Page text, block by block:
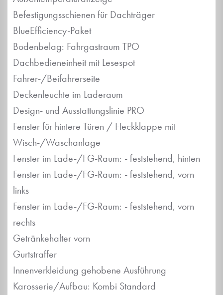
Befestigungsschienen für Dachträger
BlueEfficiency-Paket
Bodenbelag: Fahrgastraum TPO
Dachbedieneinheit mit Lesespot
Fahrer-/Beifahrerseite
Deckenleuchte im Laderaum
Design- und Ausstattungslinie PRO
Fenster für hintere Türen / Heckklappe mit
Wisch-/Waschanlage
Fenster im Lade-/FG-Raum: - feststehend, hinten
Fenster im Lade-/FG-Raum: - feststehend, vorn
links
Fenster im Lade-/FG-Raum: - feststehend, vorn
rechts
Getränkehalter vorn
Gurtstraffer
Innenverkleidung gehobene Ausführung
Karosserie/Aufbau: Kombi Standard